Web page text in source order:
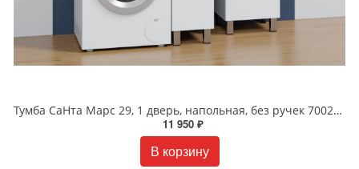
Тумба СаНта Марс 29, 1 дверь, напольная, без ручек 700290 (ум.Юпитер 90*50 литой мрамор)
11 950 ₽
В корзину